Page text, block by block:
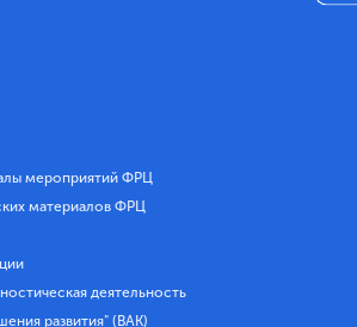
мероприятий ФРЦ
материалов ФРЦ
деятельность
развития" (ВАК)